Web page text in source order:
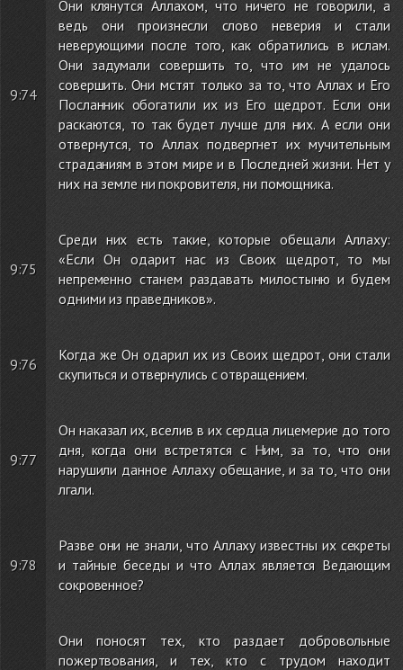
9:74
Они клянутся Аллахом, что ничего не говорили, а
ведь они произнесли слово неверия и стали
неверующими после того, как обратились в ислам.
Они задумали совершить то, что им не удалось
совершить. Они мстят только за то, что Аллах и Его
Посланник обогатили их из Его щедрот. Если они
раскаются, то так будет лучше для них. А если они
отвернутся, то Аллах подвергнет их мучительным
страданиям в этом мире и в Последней жизни. Нет у
них на земле ни покровителя, ни помощника.
9:75
Среди них есть такие, которые обещали Аллаху:
«Если Он одарит нас из Своих щедрот, то мы
непременно станем раздавать милостыню и будем
одними из праведников».
9:76
Когда же Он одарил их из Своих щедрот, они стали
скупиться и отвернулись с отвращением.
9:77
Он наказал их, вселив в их сердца лицемерие до того
дня, когда они встретятся с Ним, за то, что они
нарушили данное Аллаху обещание, и за то, что они
лгали.
9:78
Разве они не знали, что Аллаху известны их секреты
и тайные беседы и что Аллах является Ведающим
сокровенное?
Они поносят тех, кто раздает добровольные
пожертвования, и тех, кто с трудом находит